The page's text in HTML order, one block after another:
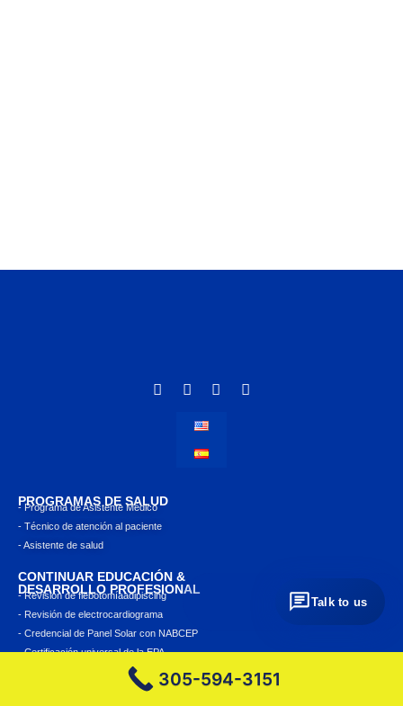
PROGRAMAS DE SALUD
- Programa de Asistente Médico
- Técnico de atención al paciente
- Asistente de salud
CONTINUAR EDUCACIÓN &
DESARROLLO PROFESIONAL
- Revisión de flebotomíaadipiscing
- Revisión de electrocardiograma
- Credencial de Panel Solar con NABCEP
- Certificación universal de la EPA
PROGRAMAS TÉCNICOS305-594-3151
Talk to us